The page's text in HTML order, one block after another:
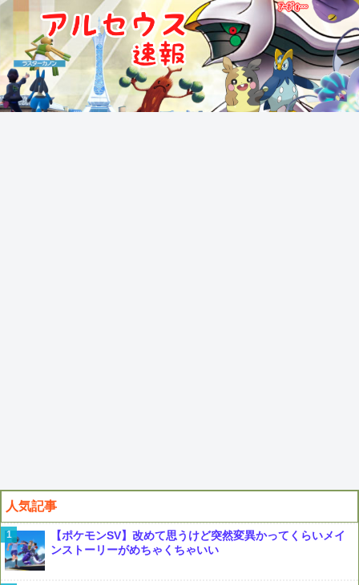
人気記事
【ポケモンSV】改めて思うけど突然変異かってくらいメイ
ンストーリーがめちゃくちゃいい